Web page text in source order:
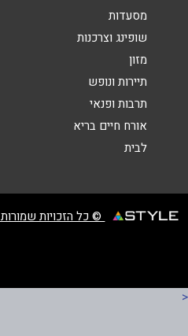
מסעדות
שופינג וצרכנות
מזון
תיירות ונופש
תרבות ופנאי
אורח חיים בריא
לבית
© כל הזכויות שמורות STYLE ניהול מועדוני לקוחות
<